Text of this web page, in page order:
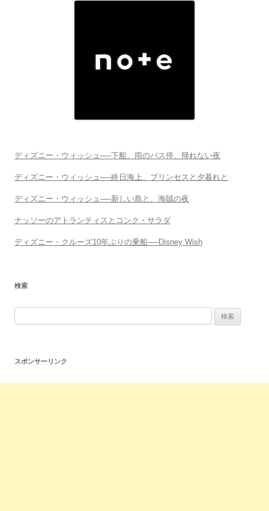
ディズニー・ウィッシュ──下船、雨のバス停、帰れない夜
ディズニー・ウィッシュ──終日海上、プリンセスと夕暮れと
ディズニー・ウィッシュ──新しい島と、海賊の夜
ナッソーのアトランティスとコンク・サラダ
ディズニー・クルーズ10年ぶりの乗船──Disney Wish
検索
スポンサーリンク